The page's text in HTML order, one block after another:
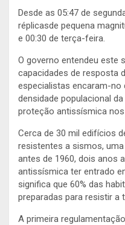
Desde as 05:47 de
réplicasde pequena
e 00:30 de terça-feira.
O governo entendeu este
capacidades de resposta
especialistas encaram-no
densidade populacional
proteção antissísmica
Cerca de 30 mil edifícios
resistentes a sismos,
antes de 1960, dois anos
antissísmica ter entrado
significa que 60% das
preparadas para resistir a
A primeira